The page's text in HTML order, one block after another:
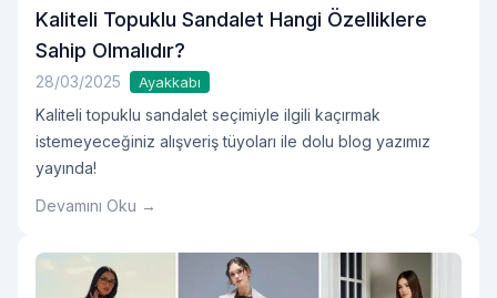
Kaliteli Topuklu Sandalet Hangi Özelliklere
Sahip Olmalıdır?
28/03/2025 Ayakkabı
Kaliteli topuklu sandalet seçimiyle ilgili kaçırmak
istemeyeceğiniz alışveriş tüyoları ile dolu blog yazımız
yayında!
Devamını Oku →